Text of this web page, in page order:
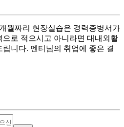
월짜리 현장실습은 경력증병서가
으로 적으시고 아니라면 대내외활
니다. 멘티님의 취업에 좋은 결